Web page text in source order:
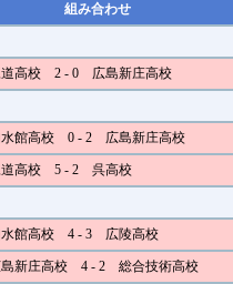
組み合わせ
高校 2 - 0 広島新庄高校
館高校 0 - 2 広島新庄高校
高校 5 - 2 呉高校
館高校 4 - 3 広陵高校
新庄高校 4 - 2 総合技術高校